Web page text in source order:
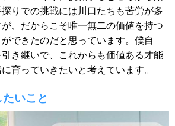
りでの挑戦には川口たちも苦労が多
、だからこそ唯一無二の価値を持つ
できたのだと思っています。僕自
き継いで、これからも価値ある才能
育っていきたいと考えています。
いこと